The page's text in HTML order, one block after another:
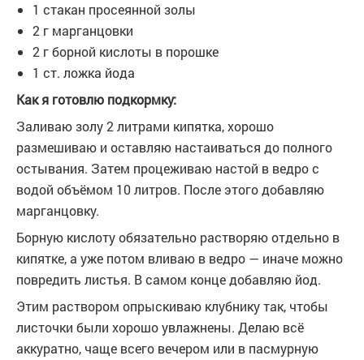
1 стакан просеянной золы
2 г марганцовки
2 г борной кислоты в порошке
1 ст. ложка йода
Как я готовлю подкормку:
Заливаю золу 2 литрами кипятка, хорошо
размешиваю и оставляю настаиваться до полного
остывания. Затем процеживаю настой в ведро с
водой объёмом 10 литров. После этого добавляю
марганцовку.
Борную кислоту обязательно растворяю отдельно в
кипятке, а уже потом вливаю в ведро — иначе можно
повредить листья. В самом конце добавляю йод.
Этим раствором опрыскиваю клубнику так, чтобы
листочки были хорошо увлажнены. Делаю всё
аккуратно, чаще всего вечером или в пасмурную